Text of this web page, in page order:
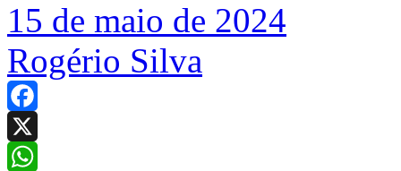
15 de maio de 2024
Rogério Silva
Facebook
X